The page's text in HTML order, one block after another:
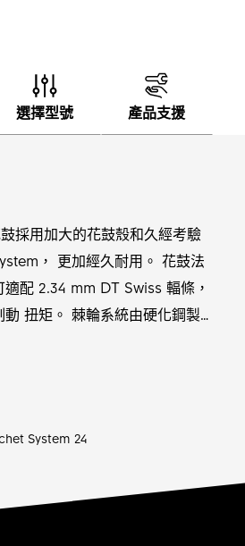
選擇型號 產品支援
採用加大的花鼓殼和久經考驗
用。 花鼓法
配 2.34 mm DT Swiss 輻條，
鋼製
動登山車輪組中，實現輕鬆無
System 24